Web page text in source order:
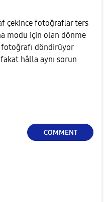
çekince fotoğraflar ters
modu için olan dönme
döndirüyor
hâlla aynı sorun
COMMENT